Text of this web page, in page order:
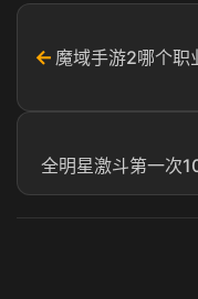
← 魔域手游2哪个职
全明星激斗第一次